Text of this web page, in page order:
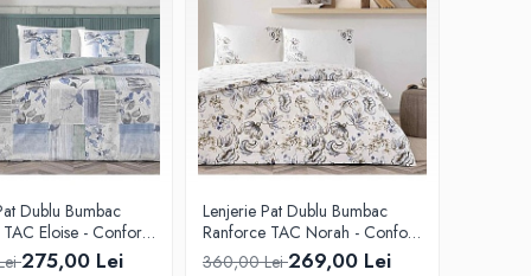
Dublu Bumbac
Eloise - Confort
275,00 Lei
Lenjerie Pat Dublu Bumbac
Ranforce TAC Norah - Confort
Pur!
360,00 Lei269,00 Lei